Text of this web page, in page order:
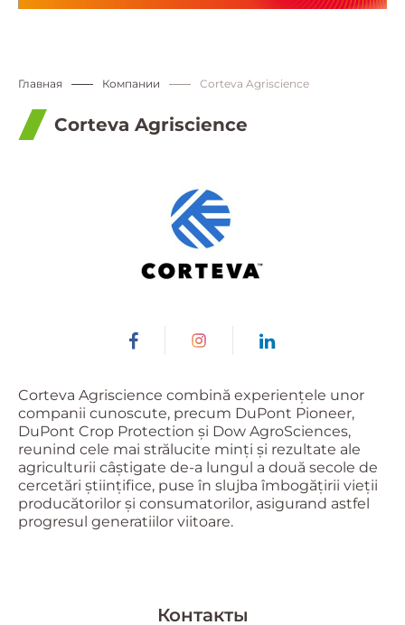
Главная Компании Corteva Agriscience
Corteva Agriscience
Corteva Agriscience combină experiențele unor
companii cunoscute, precum DuPont Pioneer,
DuPont Crop Protection și Dow AgroSciences,
reunind cele mai strălucite minți și rezultate ale
agriculturii câștigate de-a lungul a două secole de
cercetări științifice, puse în slujba îmbogățirii vieții
producătorilor și consumatorilor, asigurand astfel
progresul generatiilor viitoare.
Контакты